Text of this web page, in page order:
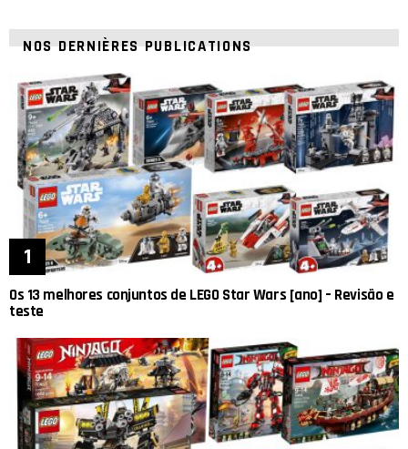
NOS DERNIÈRES PUBLICATIONS
Os 13 melhores conjuntos de LEGO Star Wars [ano] – Revisão e
teste